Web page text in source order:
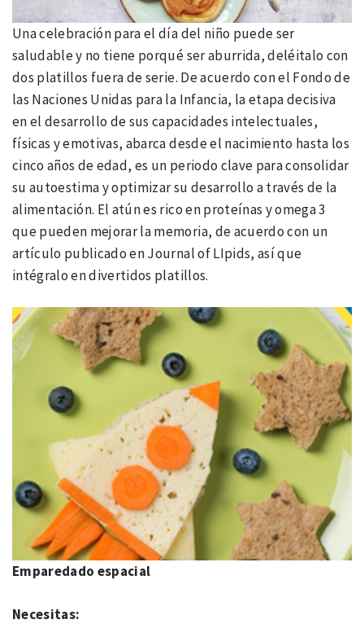
Una celebración para el día del niño puede ser
saludable y no tiene porqué ser aburrida, deléitalo con
dos platillos fuera de serie. De acuerdo con el Fondo de
las Naciones Unidas para la Infancia, la etapa decisiva
en el desarrollo de sus capacidades intelectuales,
físicas y emotivas, abarca desde el nacimiento hasta los
cinco años de edad, es un periodo clave para consolidar
su autoestima y optimizar su desarrollo a través de la
alimentación. El atún es rico en proteínas y omega 3
que pueden mejorar la memoria, de acuerdo con un
artículo publicado en Journal of LIpids, así que
intégralo en divertidos platillos.
Emparedado espacial
Necesitas: